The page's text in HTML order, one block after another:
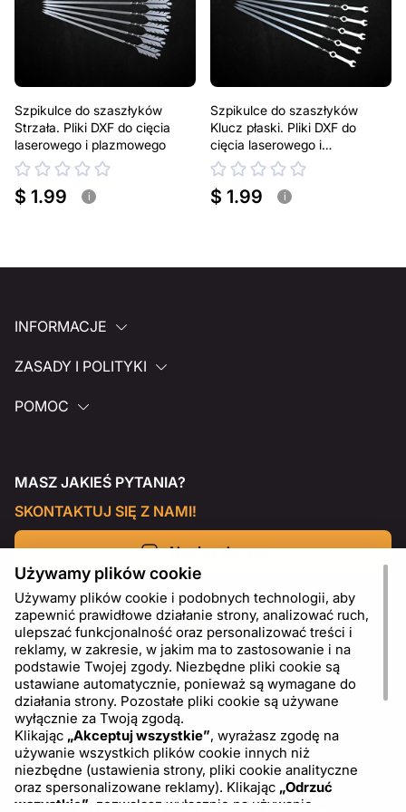
Szpikulce do szaszłyków
Strzała. Pliki DXF do cięcia
laserowego i plazmowego
$ 1.99 i
Szpikulce do szaszłyków
Klucz płaski. Pliki DXF do
cięcia laserowego i
plazmowego
$ 1.99 i
INFORMACJE
ZASADY I POLITYKI
POMOC
MASZ JAKIEŚ PYTANIA?
SKONTAKTUJ SIĘ Z NAMI!
Napisz do nas
PL USD - US Dollar ($)
Używamy plików cookie
Używamy plików cookie i podobnych technologii, aby
zapewnić prawidłowe działanie strony, analizować ruch,
ulepszać funkcjonalność oraz personalizować treści i
reklamy, w zakresie, w jakim ma to zastosowanie i na
podstawie Twojej zgody. Niezbędne pliki cookie są
ustawiane automatycznie, ponieważ są wymagane do
działania strony. Pozostałe pliki cookie są używane
wyłącznie za Twoją zgodą.
Klikając „Akceptuj wszystkie”, wyrażasz zgodę na
używanie wszystkich plików cookie innych niż
niezbędne (ustawienia strony, pliki cookie analityczne
oraz spersonalizowane reklamy). Klikając „Odrzuć
wszystkie” , zezwalasz wyłącznie na używanie